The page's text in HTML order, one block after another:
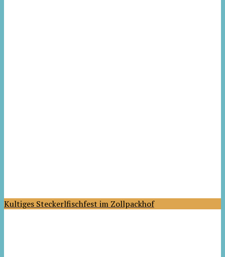
Kultiges Steckerlfischfest im Zollpackhof